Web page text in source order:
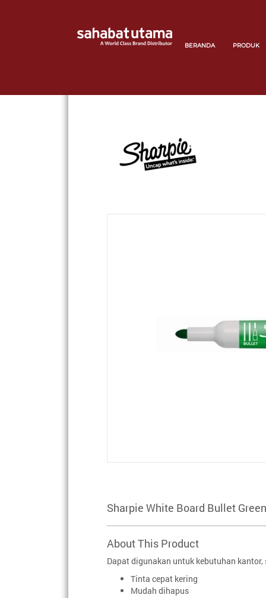
BERANDA PRODUK
Sharpie White Board Bullet Green
About This Product
Dapat digunakan untuk kebutuhan
Tinta cepat kering
Mudah dihapus